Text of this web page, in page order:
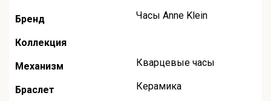
Бренд Часы Anne Klein
Коллекция
Механизм Кварцевые часы
Браслет Керамика